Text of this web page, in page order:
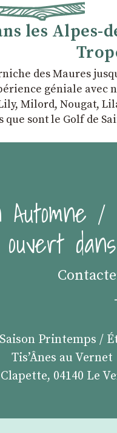
les
des Maures
géniale
Milord, Nougat,
que sont le Golf de
Automne
ouvert
Saison Printemps /
Tis’Ânes au Vernet
04140 Le